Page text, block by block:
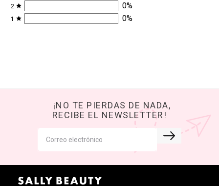
2 0%
1 0%
¡NO TE PIERDAS DE NADA,
RECIBE EL NEWSLETTER!